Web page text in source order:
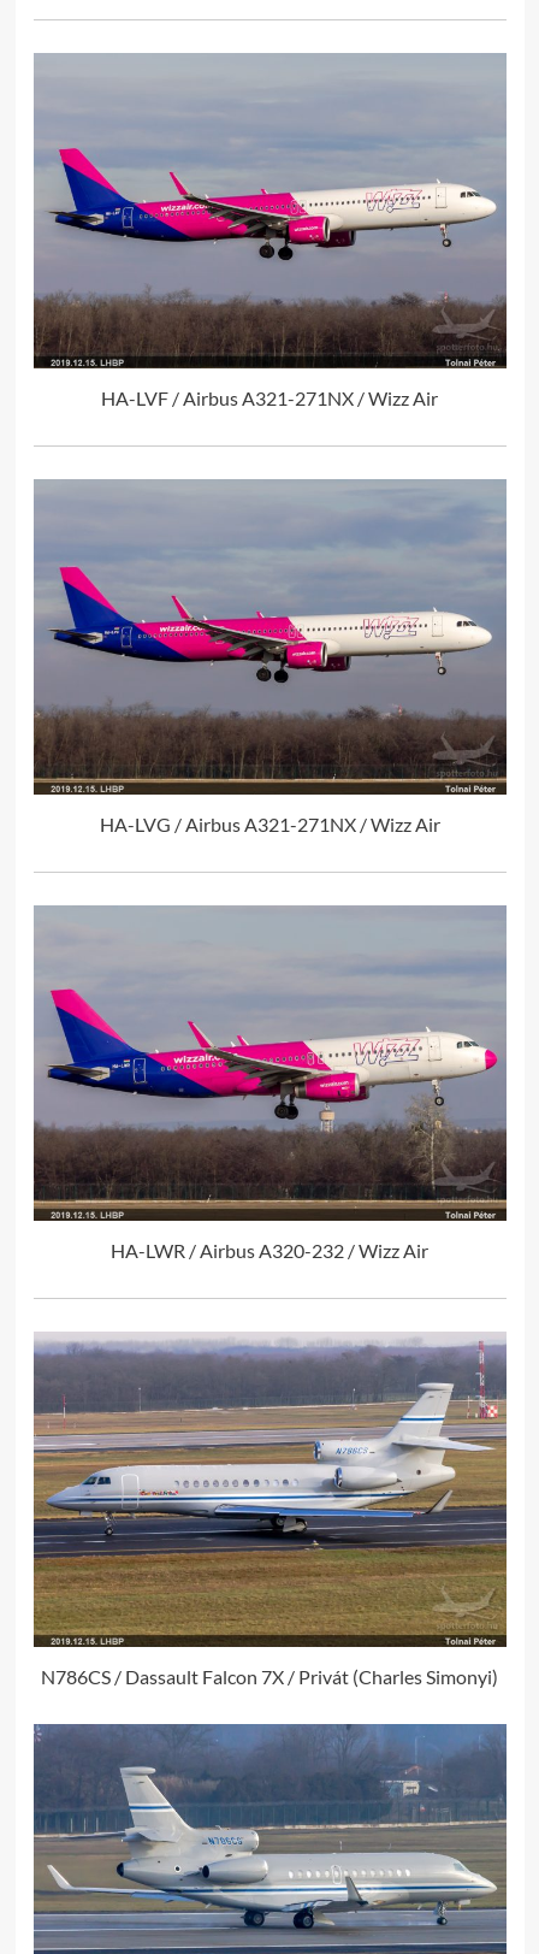
HA-LVF / Airbus A321-271NX / Wizz Air
HA-LVG / Airbus A321-271NX / Wizz Air
HA-LWR / Airbus A320-232 / Wizz Air
N786CS / Dassault Falcon 7X / Privát (Charles Simonyi)